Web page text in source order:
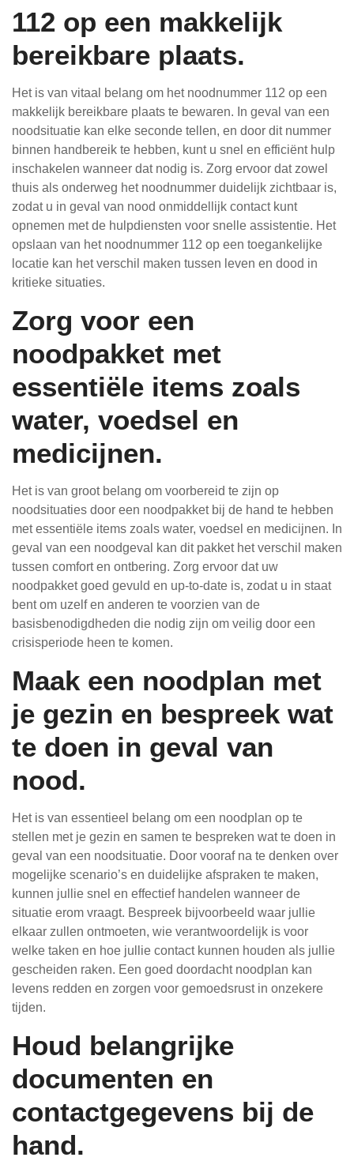
112 op een makkelijk
bereikbare plaats.
Het is van vitaal belang om het noodnummer 112 op een
makkelijk bereikbare plaats te bewaren. In geval van een
noodsituatie kan elke seconde tellen, en door dit nummer
binnen handbereik te hebben, kunt u snel en efficiënt hulp
inschakelen wanneer dat nodig is. Zorg ervoor dat zowel
thuis als onderweg het noodnummer duidelijk zichtbaar is,
zodat u in geval van nood onmiddellijk contact kunt
opnemen met de hulpdiensten voor snelle assistentie. Het
opslaan van het noodnummer 112 op een toegankelijke
locatie kan het verschil maken tussen leven en dood in
kritieke situaties.
Zorg voor een
noodpakket met
essentiële items zoals
water, voedsel en
medicijnen.
Het is van groot belang om voorbereid te zijn op
noodsituaties door een noodpakket bij de hand te hebben
met essentiële items zoals water, voedsel en medicijnen. In
geval van een noodgeval kan dit pakket het verschil maken
tussen comfort en ontbering. Zorg ervoor dat uw
noodpakket goed gevuld en up-to-date is, zodat u in staat
bent om uzelf en anderen te voorzien van de
basisbenodigdheden die nodig zijn om veilig door een
crisisperiode heen te komen.
Maak een noodplan met
je gezin en bespreek wat
te doen in geval van
nood.
Het is van essentieel belang om een noodplan op te
stellen met je gezin en samen te bespreken wat te doen in
geval van een noodsituatie. Door vooraf na te denken over
mogelijke scenario’s en duidelijke afspraken te maken,
kunnen jullie snel en effectief handelen wanneer de
situatie erom vraagt. Bespreek bijvoorbeeld waar jullie
elkaar zullen ontmoeten, wie verantwoordelijk is voor
welke taken en hoe jullie contact kunnen houden als jullie
gescheiden raken. Een goed doordacht noodplan kan
levens redden en zorgen voor gemoedsrust in onzekere
tijden.
Houd belangrijke
documenten en
contactgegevens bij de
hand.